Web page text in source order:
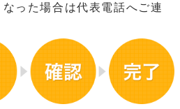
った場合は代表電話へご連